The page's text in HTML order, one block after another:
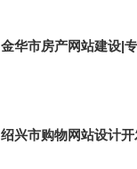
金华市房产网站建设|
绍兴市购物网站设计